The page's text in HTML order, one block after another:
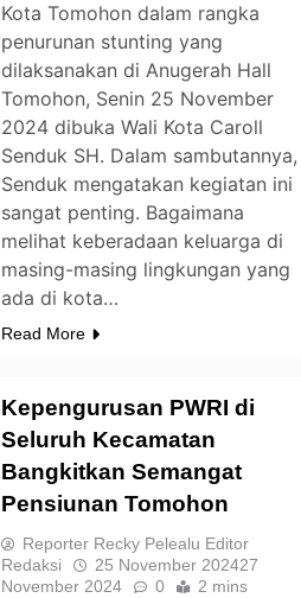
Kota Tomohon dalam rangka
penurunan stunting yang
dilaksanakan di Anugerah Hall
Tomohon, Senin 25 November
2024 dibuka Wali Kota Caroll
Senduk SH. Dalam sambutannya,
Senduk mengatakan kegiatan ini
sangat penting. Bagaimana
melihat keberadaan keluarga di
masing-masing lingkungan yang
ada di kota…
Read More
Kepengurusan PWRI di
Seluruh Kecamatan
Bangkitkan Semangat
Pensiunan Tomohon
Reporter Recky Pelealu Editor
Redaksi
25 November 202427
November 2024
0 2 mins